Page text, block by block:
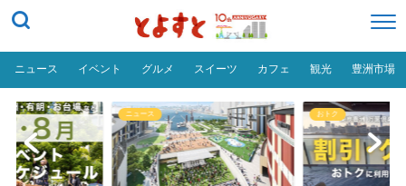
ニュース イベント グルメ スイーツ カフェ 観光 豊洲市場
ニュース おトク